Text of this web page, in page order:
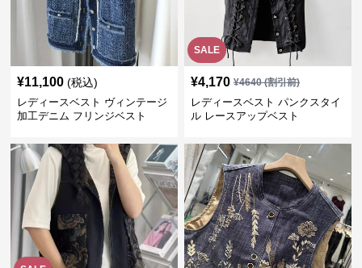
¥11,100 (税込)
レディースベスト ヴィンテージ
加工デニム フリンジベスト
SALE
¥4,170 ¥4640(割引前)
レディースベスト パンクスタイ
ル レースアップベスト